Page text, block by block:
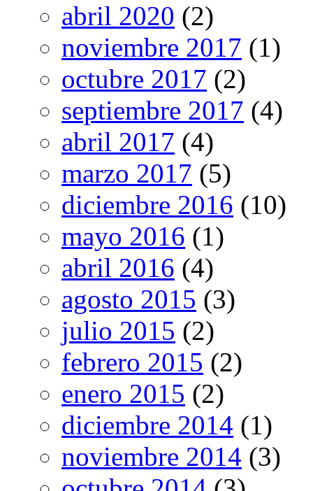
abril 2020 (2)
noviembre 2017 (1)
octubre 2017 (2)
septiembre 2017 (4)
abril 2017 (4)
marzo 2017 (5)
diciembre 2016 (10)
mayo 2016 (1)
abril 2016 (4)
agosto 2015 (3)
julio 2015 (2)
febrero 2015 (2)
enero 2015 (2)
diciembre 2014 (1)
noviembre 2014 (3)